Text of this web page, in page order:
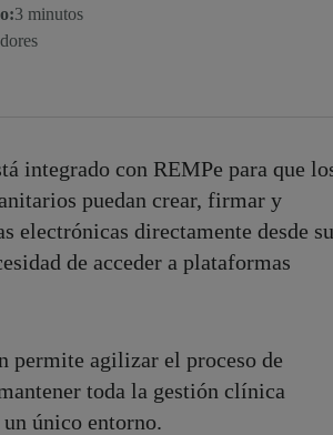
3 minutos
integrado con REMPe para que
puedan crear, firmar y
electrónicas directamente desde su
de acceder a plataformas
permite agilizar el proceso de
toda la gestión clínica
único entorno.